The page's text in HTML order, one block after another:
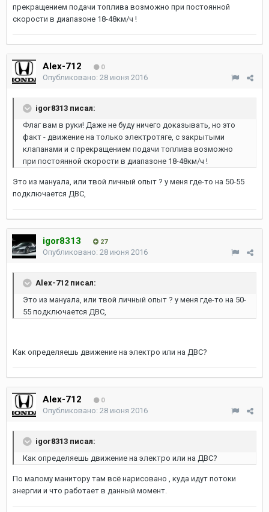
прекращением подачи топлива возможно при постоянной
скорости в диапазоне 18-48км/ч !
Alex-712 0
Опубликовано: 28 июня 2016
igor8313 писал:
Флаг вам в руки! Даже не буду ничего доказывать, но это
факт - движение на только электротяге, с закрытыми
клапанами и с прекращением подачи топлива возможно
при постоянной скорости в диапазоне 18-48км/ч !
Это из мануала, или твой личный опыт ? у меня где-то на 50-55
подключается ДВС,
igor8313 27
Опубликовано: 28 июня 2016
Alex-712 писал:
Это из мануала, или твой личный опыт ? у меня где-то на 50-
55 подключается ДВС,
Как определяешь движение на электро или на ДВС?
Alex-712 0
Опубликовано: 28 июня 2016
igor8313 писал:
Как определяешь движение на электро или на ДВС?
По малому манитору там всё нарисовано , куда идут потоки
энергии и что работает в данный момент.